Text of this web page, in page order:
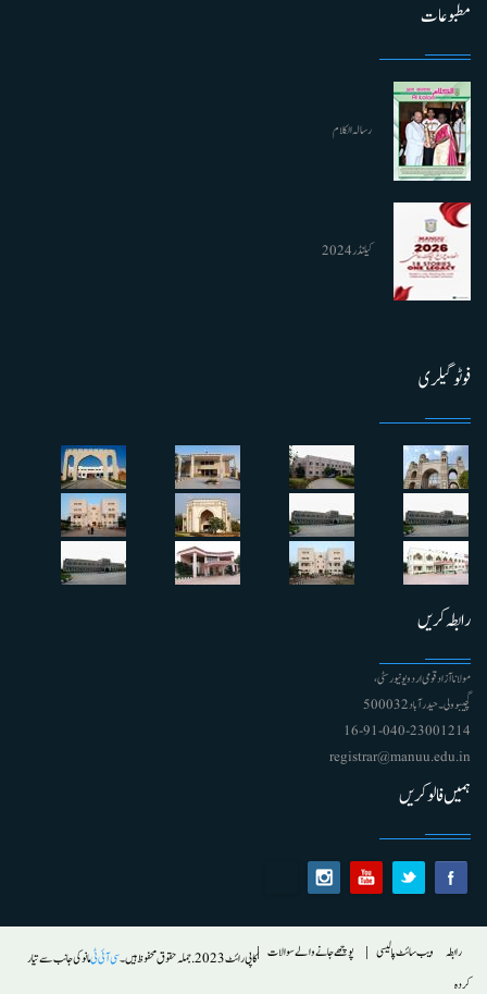
مطبوعات
رسالہ الکلام
کیلنڈر 2024
فوٹو گیلری
رابطہ کریں
مولانا آزاد قومی اردو یونیورسٹی ،
گچیبوولی۔ حیدرآباد 500032
91-040-23001214 - 16
registrar@manuu.edu.in
ہمیں فالو کریں
Footer
رابطہ ویب سائٹ پالیسی پوچھے جانے والے سوالات کاپی رائٹ 2023. جملہ حقوق محفوظ ہیں۔ سی آئی ٹیمانو کی جانب سے تیار
کردہ